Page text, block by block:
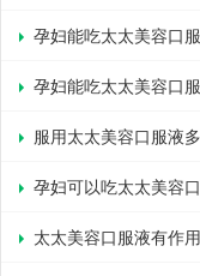
孕妇能吃太太美容口
孕妇能吃太太美容口
服用太太美容口服液
孕妇可以吃太太美容
太太美容口服液有作